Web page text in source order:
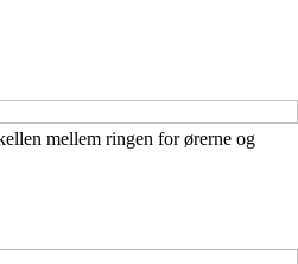
mellem ringen for ørerne og